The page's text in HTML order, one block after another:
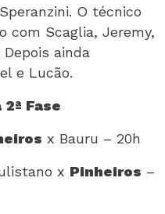
O técnico
com Scaglia, Jeremy,
ainda
e Lucão.
Fase
x Bauru – 20h
x Pinheiros –